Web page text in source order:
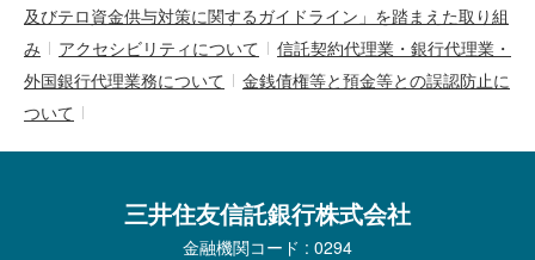
及びテロ資金供与対策に関するガイドライン」を踏まえた取り組
み
アクセシビリティについて
信託契約代理業・銀行代理業・
外国銀行代理業務について
金銭債権等と預金等との誤認防止に
ついて
三井住友信託銀行株式会社
金融機関コード : 0294